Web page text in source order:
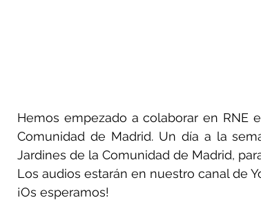
Hemos empezado a colaborar en RNE
Comunidad de Madrid. Un día a la
Jardines de la Comunidad de Madrid,
Los audios estarán en nuestro canal de
¡Os esperamos!